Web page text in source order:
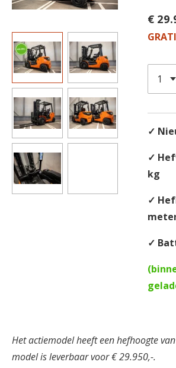
€
✓
✓
kg
✓
✓
Het actiemodel heeft een hefhoogte
model is leverbaar voor € 29.950,-.